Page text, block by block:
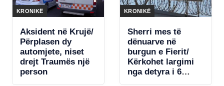
KRONIKË
Aksident në Krujë/
Përplasen dy
automjete, niset
drejt Traumës një
person
KRONIKË
Sherri mes të
dënuarve në
burgun e Fierit/
Kërkohet largimi
nga detyra i 6